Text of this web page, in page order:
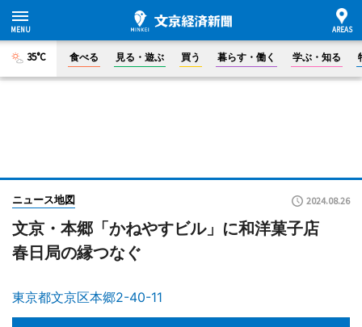
35°C 食べる 見る・遊ぶ 買う 暮らす・働く 学ぶ・知る
ニュース地図 2024.08.26
文京・本郷「かねやすビル」に和洋菓子店
春日局の縁つなぐ
東京都文京区本郷2-40-11